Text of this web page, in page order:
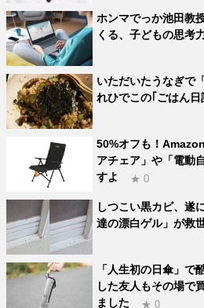
ホンマでっか池田教
くる、子どもの思考
いただいたうなぎで
れひでこの｢ごはん日
50%オフも！
アチェア」や「電動
すよ
★ 0
しつこい黒カビ、遂
達の漂白ゲル」が救
「人生初の日傘」で
した友人もその場で
ました
★ 0